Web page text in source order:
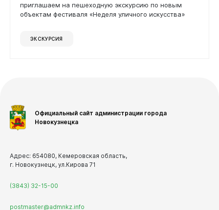
Виртуальнаяприемная
приглашаем на пешеходную экскурсию по новым
объектам фестиваля «Неделя уличного искусства»
ЭКСКУРСИЯ
Официальный сайт администрации города
Новокузнецка
Адрес: 654080, Кемеровская область,
г. Новокузнецк, ул.Кирова 71
(3843) 32-15-00
postmaster@admnkz.info